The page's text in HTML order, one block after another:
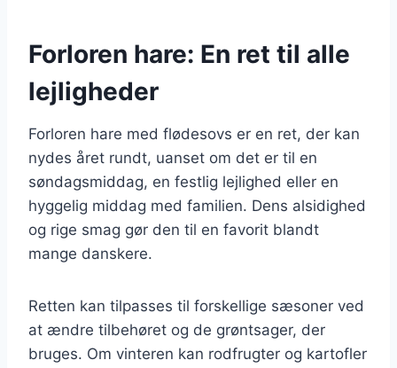
Forloren hare: En ret til alle
lejligheder
Forloren hare med flødesovs er en ret, der kan
nydes året rundt, uanset om det er til en
søndagsmiddag, en festlig lejlighed eller en
hyggelig middag med familien. Dens alsidighed
og rige smag gør den til en favorit blandt
mange danskere.
Retten kan tilpasses til forskellige sæsoner ved
at ændre tilbehøret og de grøntsager, der
bruges. Om vinteren kan rodfrugter og kartofler